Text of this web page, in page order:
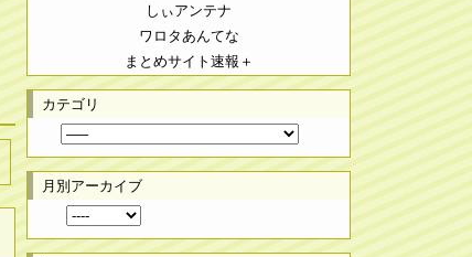
しぃアンテナ
ワロタあんてな
まとめサイト速報＋
カテゴリ
月別アーカイブ